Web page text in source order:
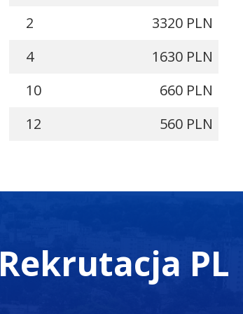
2
3320 PLN
4
1630 PLN
10
660 PLN
12
560 PLN
Rekrutacja PL